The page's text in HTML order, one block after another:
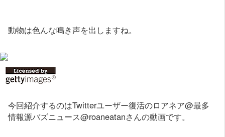
動物は色んな鳴き声を出しますね。
今回紹介するのはTwitterユーザー復活のロアネア@最多
情報源バズニュース@roaneatanさんの動画です。